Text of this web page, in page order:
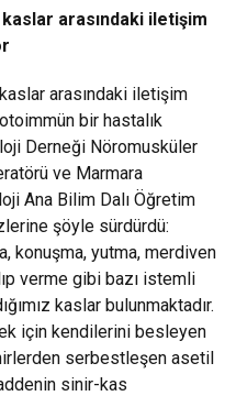
arasındaki iletişim
arasındaki iletişim
bir hastalık
Derneği Nöromusküler
ve Marmara
Ana Bilim Dalı Öğretim
şöyle sürdürdü:
konuşma, yutma, merdiven
verme gibi bazı istemli
kaslar bulunmaktadır.
için kendilerini besleyen
serbestleşen asetil
sinir-kas